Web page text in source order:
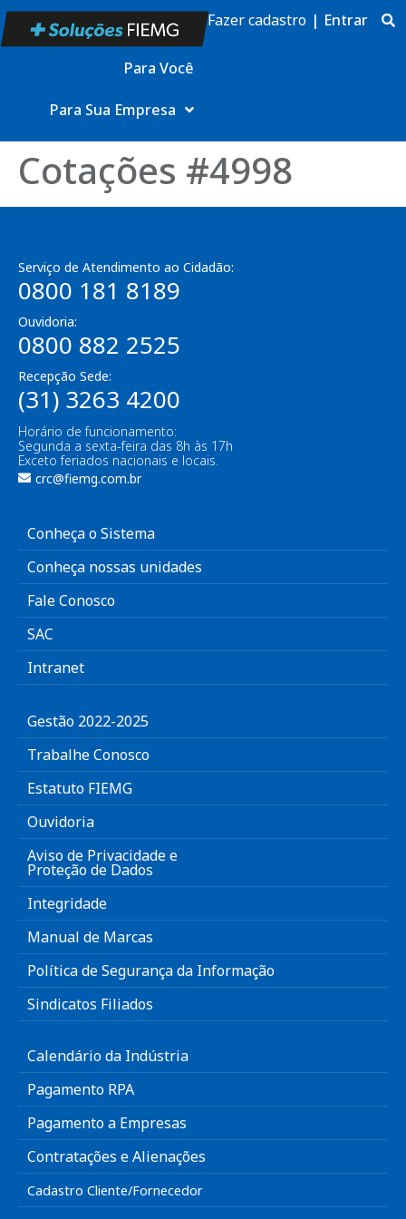
Para Você
Para Sua Empresa
Fazer cadastro | Entrar
Cotações #4998
Serviço de Atendimento ao Cidadão:
0800 181 8189
Ouvidoria:
0800 882 2525
Recepção Sede:
(31) 3263 4200
Horário de funcionamento:
Segunda a sexta-feira das 8h às 17h
Exceto feriados nacionais e locais.
crc@fiemg.com.br
Conheça o Sistema
Conheça nossas unidades
Fale Conosco
SAC
Intranet
Gestão 2022-2025
Trabalhe Conosco
Estatuto FIEMG
Ouvidoria
Aviso de Privacidade e
Proteção de Dados
Integridade
Manual de Marcas
Política de Segurança da Informação
Sindicatos Filiados
Calendário da Indústria
Pagamento RPA
Pagamento a Empresas
Contratações e Alienações
Cadastro Cliente/Fornecedor